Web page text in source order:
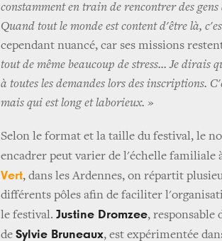
constamment en train de rencontrer des
Quand tout le monde est content d'être là,
cependant nuancé, car ses missions
tout de même beaucoup de stress... Je dirais
à toutes les demandes lors des inscriptions.
mais qui est long et laborieux. »
Selon le format et la taille du festival, le
encadrer peut varier de l'échelle familiale
Vert, dans les Ardennes, on répartit
différents pôles afin de faciliter
le festival. Justine Dromzee, responsable
de Sylvie Bruneaux, est expérimentée